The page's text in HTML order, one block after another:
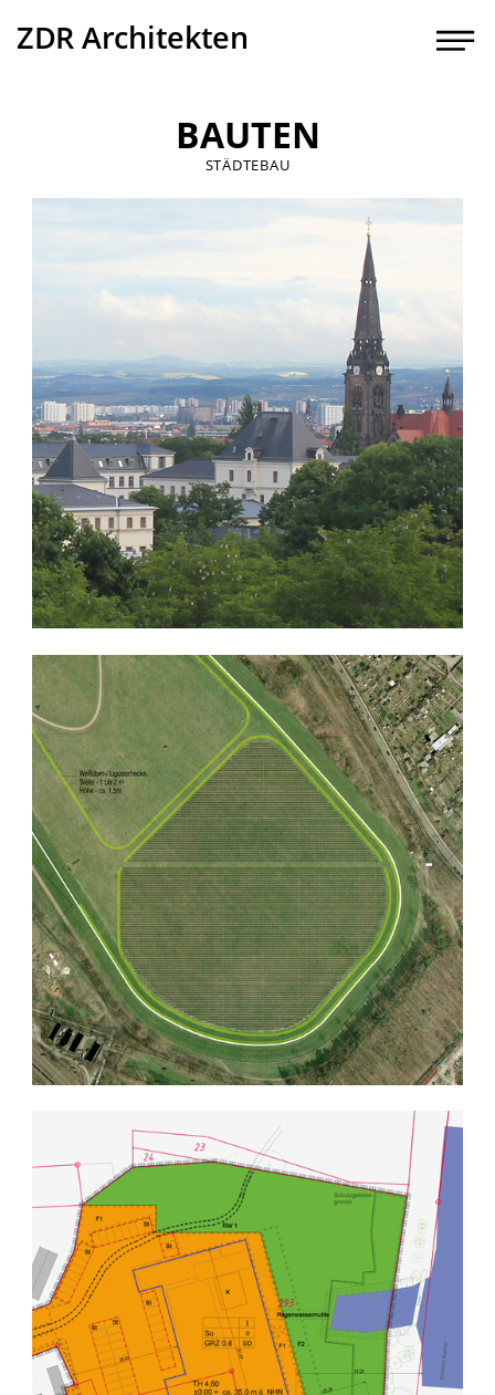
ZDR Architekten
BAUTEN
STÄDTEBAU